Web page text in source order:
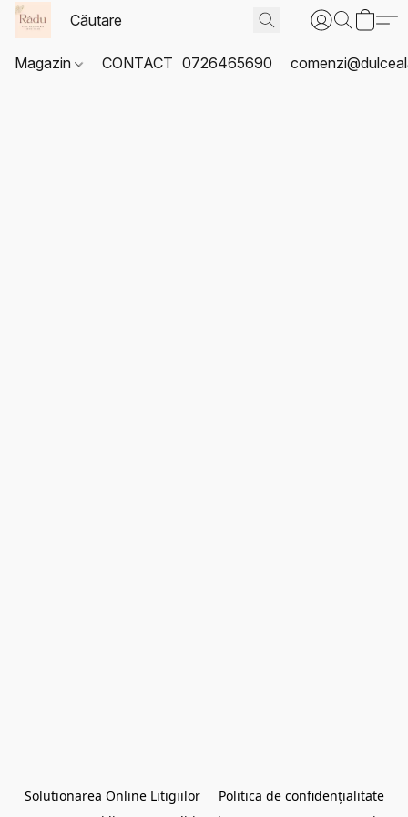
Magazin CONTACT 0726465690
Solutionarea Online Litigiilor
Politica de confidențialitate